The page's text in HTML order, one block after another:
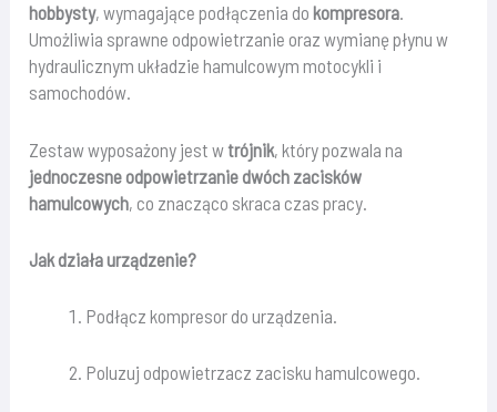
hobbysty, wymagające podłączenia dokompresora.
Umożliwia sprawne odpowietrzanie oraz wymianę płynu w
hydraulicznym układzie hamulcowym motocykli i
samochodów.
Zestaw wyposażony jest wtrójnik, który pozwala na
jednoczesne odpowietrzanie dwóch zacisków
hamulcowych, co znacząco skraca czas pracy.
Jak działa urządzenie?
Podłącz kompresor do urządzenia.
Poluzuj odpowietrzacz zacisku hamulcowego.